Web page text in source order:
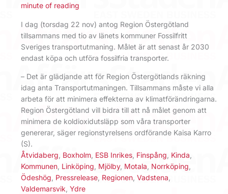
minute of reading
I dag (torsdag 22 nov) antog Region Östergötland
tillsammans med tio av länets kommuner Fossilfritt
Sveriges transportutmaning. Målet är att senast år 2030
endast köpa och utföra fossilfria transporter.
– Det är glädjande att för Region Östergötlands räkning
idag anta Transportutmaningen. Tillsammans måste vi alla
arbeta för att minimera effekterna av klimatförändringarna.
Region Östergötland vill bidra till att nå målet genom att
minimera de koldioxidutsläpp som våra transporter
genererar, säger regionstyrelsens ordförande Kaisa Karro
(S).
Åtvidaberg Boxholm ESB Inrikes Finspång Kinda
Kommunen Linköping Mjölby, Motala Norrköping
Ödeshög Pressrelease Regionen Vadstena
Valdemarsvik Ydre